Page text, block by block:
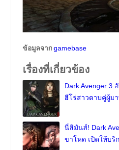
ข้อมูลจากgamebase
เรื่องที่เกี่ยวข้อง
Dark Avenger 3
ฮีโร่สาวดาบคู่ผู้ม
นี่สิมันส์! Dark
ขาโหด เปิดให้บริ